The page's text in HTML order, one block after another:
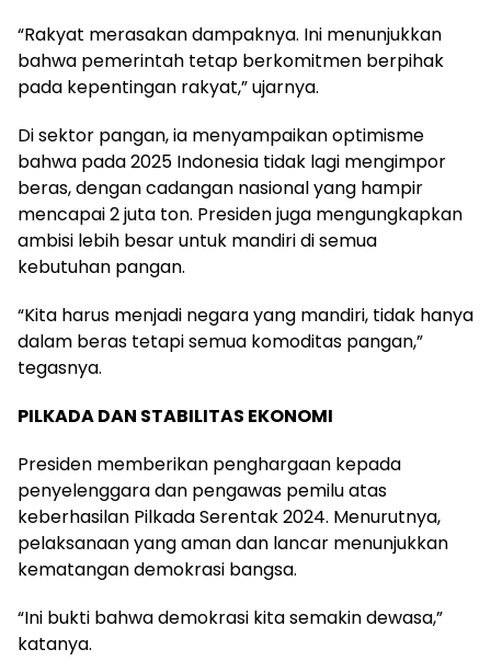
“Rakyat merasakan dampaknya. Ini menunjukkan
bahwa pemerintah tetap berkomitmen berpihak
pada kepentingan rakyat,” ujarnya.
Di sektor pangan, ia menyampaikan optimisme
bahwa pada 2025 Indonesia tidak lagi mengimpor
beras, dengan cadangan nasional yang hampir
mencapai 2 juta ton. Presiden juga mengungkapkan
ambisi lebih besar untuk mandiri di semua
kebutuhan pangan.
“Kita harus menjadi negara yang mandiri, tidak hanya
dalam beras tetapi semua komoditas pangan,”
tegasnya.
PILKADA DAN STABILITAS EKONOMI
Presiden memberikan penghargaan kepada
penyelenggara dan pengawas pemilu atas
keberhasilan Pilkada Serentak 2024. Menurutnya,
pelaksanaan yang aman dan lancar menunjukkan
kematangan demokrasi bangsa.
“Ini bukti bahwa demokrasi kita semakin dewasa,”
katanya.